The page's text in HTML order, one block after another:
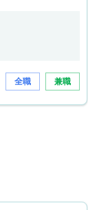
全職 兼職